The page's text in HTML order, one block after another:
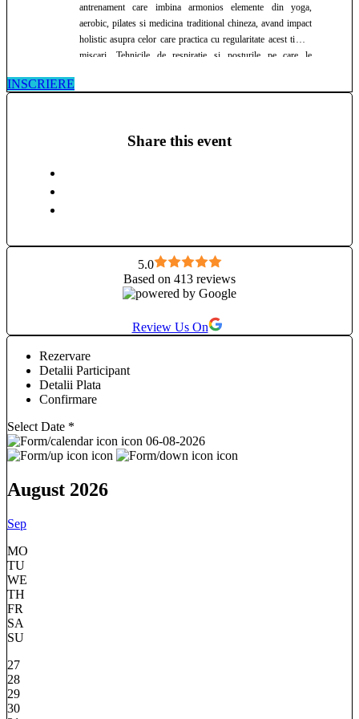
antrenament care imbina armonios elemente din yoga,
aerobic, pilates si medicina traditional chineza, avand impact
holistic asupra celor care practica cu regularitate acest tip de
miscari. Tehnicile de respirație și posturile pe care le
bazat pe nutriție și mișcare s-a născut acum 7 ani, printr-un
calzi, primitori și frumoși. Namaste❤️ Roxy🧘‍♀
INSCRIERE
Share this event
5.0
Based on 413 reviews
Review Us On
Rezervare
Detalii Participant
Detalii Plata
Confirmare
Select Date *
06-08-2026
August 2026
Sep
MO
TU
WE
TH
FR
SA
SU
27
28
29
30